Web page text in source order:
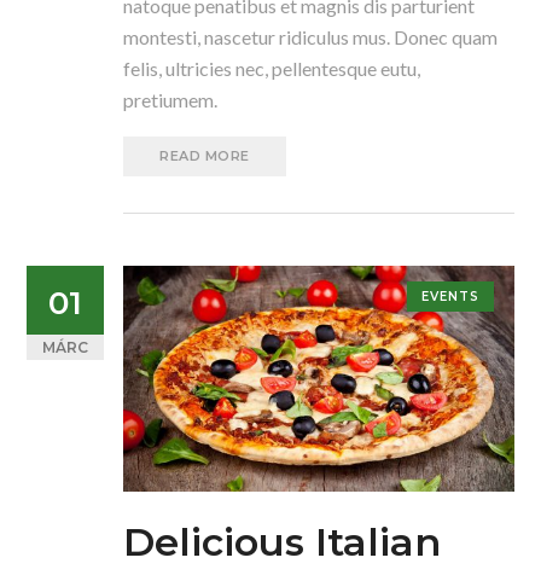
natoque penatibus et magnis dis parturient
montesti, nascetur ridiculus mus. Donec quam
felis, ultricies nec, pellentesque eutu,
pretiumem.
READ MORE
01
MÁRC
EVENTS
Delicious Italian